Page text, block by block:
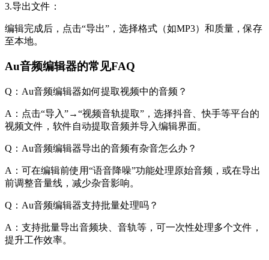
3.导出文件：
编辑完成后，点击“导出”，选择格式（如MP3）和质量，保存
至本地。
Au音频编辑器的常见FAQ
Q：Au音频编辑器如何提取视频中的音频？
A：点击“导入”→“视频音轨提取”，选择抖音、快手等平台的
视频文件，软件自动提取音频并导入编辑界面。
Q：Au音频编辑器导出的音频有杂音怎么办？
A：可在编辑前使用“语音降噪”功能处理原始音频，或在导出
前调整音量线，减少杂音影响。
Q：Au音频编辑器支持批量处理吗？
A：支持批量导出音频块、音轨等，可一次性处理多个文件，
提升工作效率。